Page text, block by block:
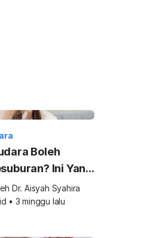
Boleh
Ini Yang
Tak Tahu!
Dr. Aisyah Syahira
• 3 minggu lalu